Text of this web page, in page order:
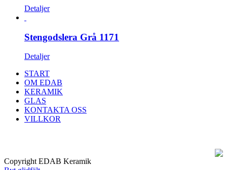
Detaljer
Stengodslera Grå 1171
Detaljer
START
OM EDAB
KERAMIK
GLAS
KONTAKTA OSS
VILLKOR
Copyright EDAB Keramik